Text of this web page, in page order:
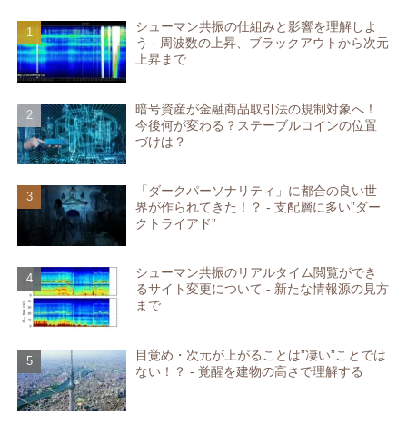
シューマン共振の仕組みと影響を理解しよ
う - 周波数の上昇、ブラックアウトから次元
上昇まで
暗号資産が金融商品取引法の規制対象へ！
今後何が変わる？ステーブルコインの位置
づけは？
「ダークパーソナリティ」に都合の良い世
界が作られてきた！？ - 支配層に多い”ダー
クトライアド”
シューマン共振のリアルタイム閲覧ができ
るサイト変更について - 新たな情報源の見方
まで
目覚め・次元が上がることは”凄い”ことでは
ない！？ - 覚醒を建物の高さで理解する